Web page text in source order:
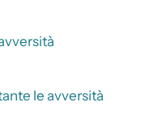
le avversità